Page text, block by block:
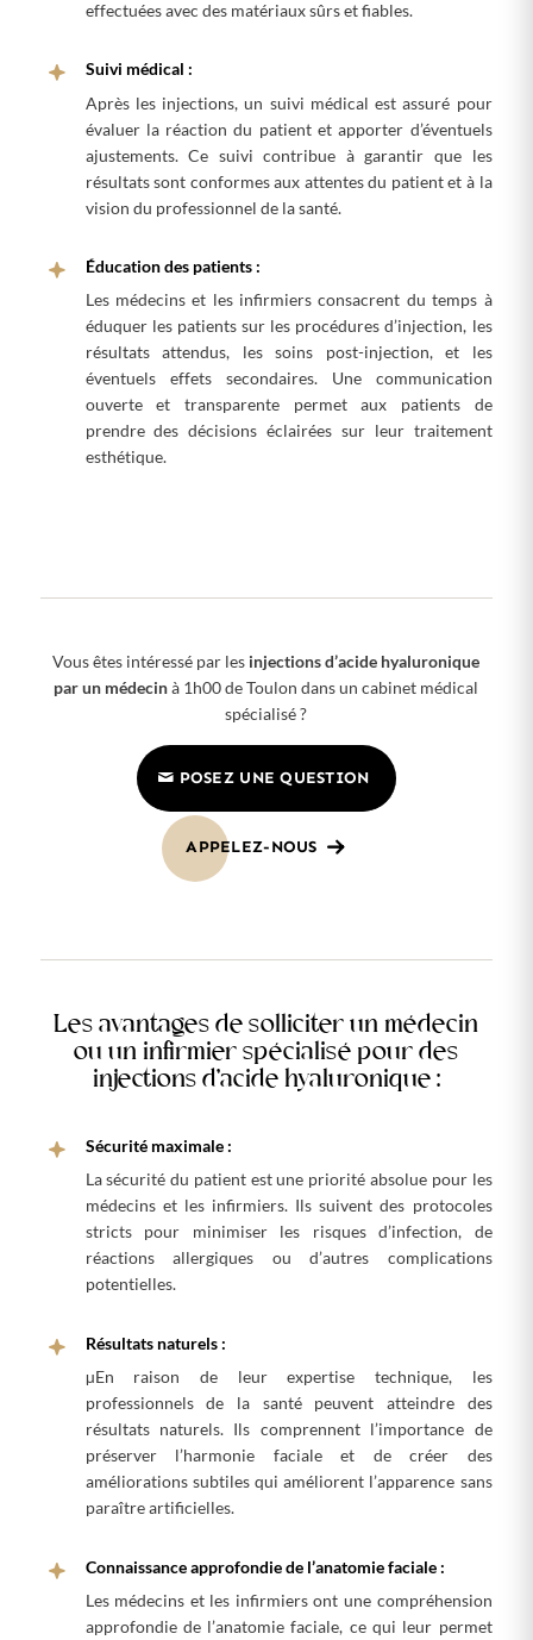
effectuées avec des matériaux sûrs et fiables.
Suivi médical :
Après les injections, un suivi médical est assuré pour
évaluer la réaction du patient et apporter d’éventuels
ajustements. Ce suivi contribue à garantir que les
résultats sont conformes aux attentes du patient et à la
vision du professionnel de la santé.
Éducation des patients :
Les médecins et les infirmiers consacrent du temps à
éduquer les patients sur les procédures d’injection, les
résultats attendus, les soins post-injection, et les
éventuels effets secondaires. Une communication
ouverte et transparente permet aux patients de
prendre des décisions éclairées sur leur traitement
esthétique.
Vous êtes intéressé par les injections d’acide hyaluronique
par un médecinà 1h00 de Toulon dans un cabinet médical
spécialisé ?
POSEZ UNE QUESTION
APPELEZ-NOUS
Les avantages de solliciter un médecin
ou un infirmier spécialisé pour des
injections d’acide hyaluronique :
Sécurité maximale :
La sécurité du patient est une priorité absolue pour les
médecins et les infirmiers. Ils suivent des protocoles
stricts pour minimiser les risques d’infection, de
réactions allergiques ou d’autres complications
potentielles.
Résultats naturels :
µEn raison de leur expertise technique, les
professionnels de la santé peuvent atteindre des
résultats naturels. Ils comprennent l’importance de
préserver l’harmonie faciale et de créer des
améliorations subtiles qui améliorent l’apparence sans
paraître artificielles.
Connaissance approfondie de l’anatomie faciale :
Les médecins et les infirmiers ont une compréhension
approfondie de l’anatomie faciale, ce qui leur permet